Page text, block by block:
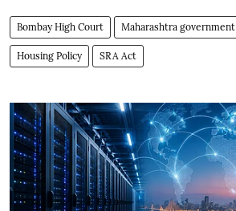
Bombay High Court Maharashtra government
Housing Policy SRA Act